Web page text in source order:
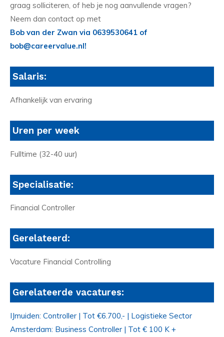
graag solliciteren, of heb je nog aanvullende vragen?
Neem dan contact op met
Bob van der Zwan via 0639530641 of
bob@careervalue.nl!
Salaris:
Afhankelijk van ervaring
Uren per week
Fulltime (32-40 uur)
Specialisatie:
Financial Controller
Gerelateerd:
Vacature Financial Controlling
Gerelateerde vacatures:
IJmuiden: Controller | Tot €6.700,- | Logistieke Sector
Amsterdam: Business Controller | Tot € 100 K +